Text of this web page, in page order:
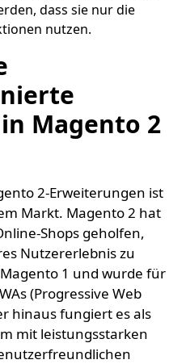
dass sie nur die
nutzen.
Magento 2
2-Erweiterungen ist
Markt. Magento 2 hat
Shops geholfen,
Nutzererlebnis zu
1 und wurde für
(Progressive Web
hinaus fungiert es als
mit leistungsstarken